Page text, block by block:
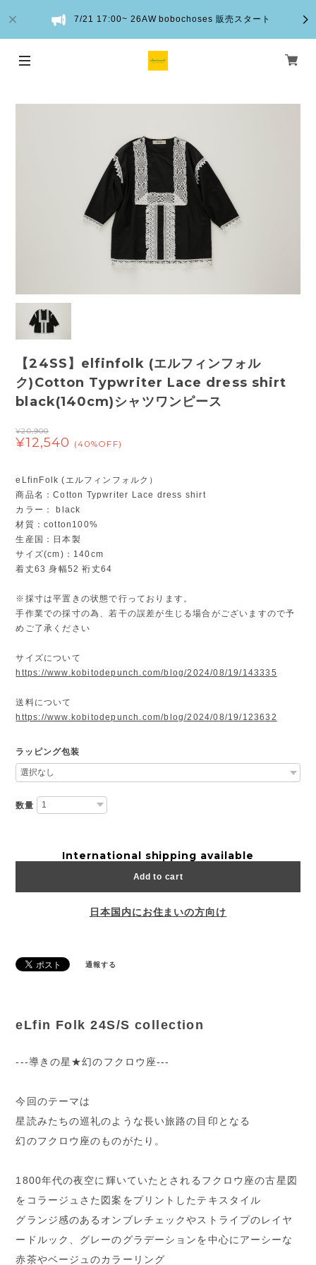
7/21 17:00~ 26AW bobochoses 販売スタート
【24SS】elfinfolk (エルフィンフォル
ク)Cotton Typwriter Lace dress shirt
black(140cm)シャツワンピース
¥20,900
¥12,540 (40%OFF)
eLfinFolk (エルフィンフォルク）
商品名：Cotton Typwriter Lace dress shirt
カラー： black
材質：cotton100%
生産国：日本製
サイズ(cm)：140cm
着丈63 身幅52 裄丈64
※採寸は平置きの状態で行っております。
手作業での採寸の為、若干の誤差が生じる場合がございますので予
めご了承ください
サイズについて
https://www.kobitodepunch.com/blog/2024/08/19/143335
送料について
https://www.kobitodepunch.com/blog/2024/08/19/123632
ラッピング包装
数量
International shipping available
Add to cart
日本国内にお住まいの方向け
通報する
eLfin Folk 24S/S collection
---導きの星★幻のフクロウ座---
今回のテーマは
星読みたちの巡礼のような長い旅路の目印となる
幻のフクロウ座のものがたり。
1800年代の夜空に輝いていたとされるフクロウ座の古星図
をコラージュさた図案をプリントしたテキスタイル
グランジ感のあるオンブレチェックやストライプのレイヤ
ードルック、グレーのグラデーションを中心にアーシーな
赤茶やベージュのカラーリング